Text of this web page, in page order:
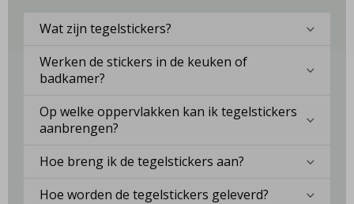
Wat zijn tegelstickers?
Werken de stickers in de keuken of
badkamer?
Op welke oppervlakken kan ik tegelstickers
aanbrengen?
Hoe breng ik de tegelstickers aan?
Hoe worden de tegelstickers geleverd?